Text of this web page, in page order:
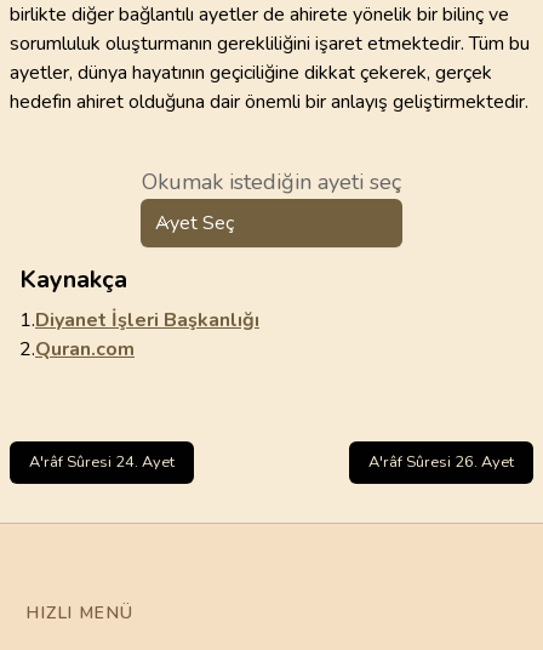
birlikte diğer bağlantılı ayetler de ahirete yönelik bir bilinç ve
sorumluluk oluşturmanın gerekliliğini işaret etmektedir. Tüm bu
ayetler, dünya hayatının geçiciliğine dikkat çekerek, gerçek
hedefin ahiret olduğuna dair önemli bir anlayış geliştirmektedir.
Okumak istediğin ayeti seç
Ayet Seç
Kaynakça
1.Diyanet İşleri Başkanlığı
2.Quran.com
A'râf Sûresi 24. Ayet A'râf Sûresi 26. Ayet
HIZLI MENÜ